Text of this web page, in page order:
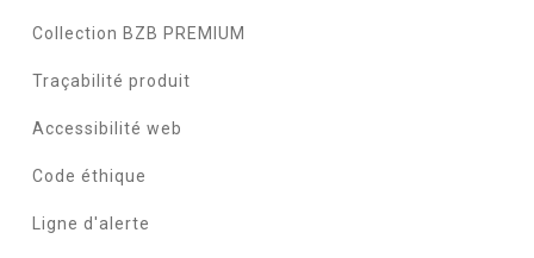
Collection BZB PREMIUM
Traçabilité produit
Accessibilité web
Code éthique
Ligne d'alerte